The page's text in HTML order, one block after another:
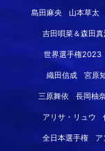
島田麻央 山本草太
吉田唄菜＆森田真
世界選手権2023
織田信成 宮原
三原舞依 長岡柚
アリサ・リュウ
全日本選手権 ア